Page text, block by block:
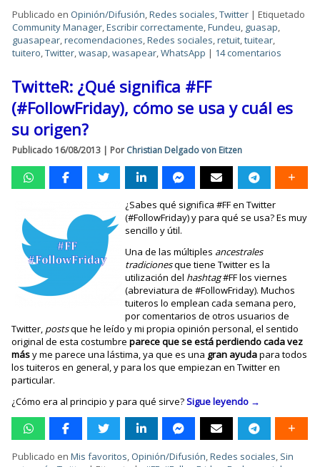
Publicado en Opinión/Difusión,Redes sociales,Twitter |Etiquetado
Community Manager,Escribir correctamente,Fundeu, guasap,
guasapear,recomendaciones,Redes sociales,retuit,tuitear,
tuitero,Twitter,wasap,wasapear,WhatsApp | 14 comentarios
TwitteR: ¿Qué significa #FF
(#FollowFriday), cómo se usa y cuál es
su origen?
Publicado 16/08/2013 | Por Christian Delgado von Eitzen
¿Sabes qué significa #FF en Twitter
(#FollowFriday) y para qué se usa? Es muy
sencillo y útil.
Una de las múltiples ancestrales
tradicionesque tiene Twitter es la
utilización del hashtag#FF los viernes
(abreviatura de #FollowFriday). Muchos
tuiteros lo emplean cada semana pero,
por comentarios de otros usuarios de
Twitter, postsque he leído y mi propia opinión personal, el sentido
original de esta costumbreparece que se está perdiendo cada vez
másy me parece una lástima, ya que es una gran ayudapara todos
los tuiteros en general, y para los que empiezan en Twitter en
particular.
¿Cómo era al principio y para qué sirve?Sigue leyendo →
Publicado en Mis favoritos, Opinión/Difusión,Redes sociales, Sin